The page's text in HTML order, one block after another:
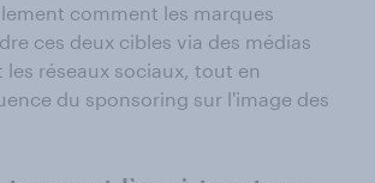
comment les marques
ces deux cibles via des médias
réseaux sociaux, tout en
du sponsoring sur l'image des